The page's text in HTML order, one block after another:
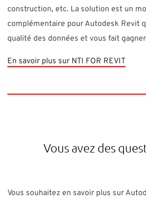
construction, etc. La solution est un
complémentaire pour Autodesk Revit
qualité des données et vous fait
En savoir plus sur NTI FOR REVIT
Vous avez des
Vous souhaitez en savoir plus sur